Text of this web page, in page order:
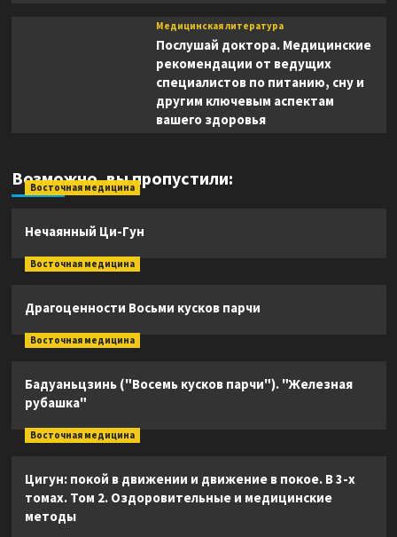
Медицинская литература
Послушай доктора. Медицинские
рекомендации от ведущих
специалистов по питанию, сну и
другим ключевым аспектам
вашего здоровья
Возможно, вы пропустили:
Восточная медицина
Нечаянный Ци-Гун
Восточная медицина
Драгоценности Восьми кусков парчи
Восточная медицина
Бадуаньцзинь ("Восемь кусков парчи"). "Железная
рубашка"
Восточная медицина
Цигун: покой в движении и движение в покое. В 3-х
томах. Том 2. Оздоровительные и медицинские
методы